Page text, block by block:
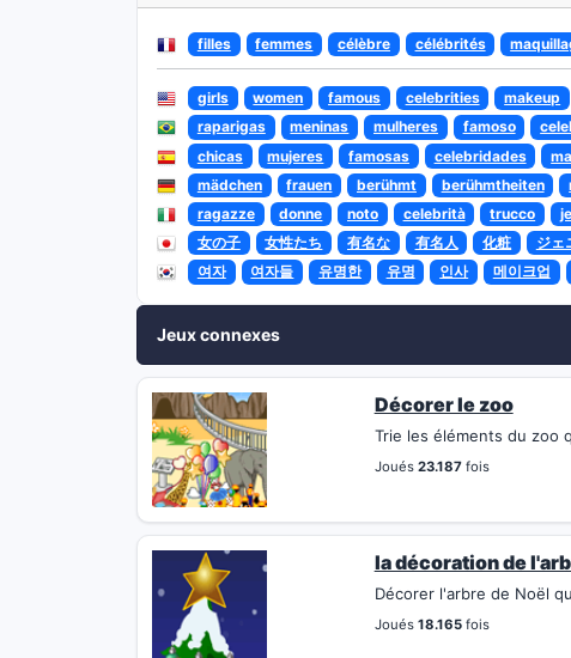
filles femmes célèbre célébrités
girls women famous celebrities makeup
raparigas
meninas mulheres famoso
chicas
mujeres famosas celebridades
mädchen
frauen berühmt berühmtheiten
ragazze
donne noto celebrità trucco
女の子
女性たち 有名な 有名人 化粧 ジェ
여자
여자들 유명한 유명 인사 메이크업
Jeux connexes
Décorer le zoo
Trie les éléments du zoo
Joués 23.187fois
la décoration de
Décorer l'arbre de Noël
Joués 18.165fois